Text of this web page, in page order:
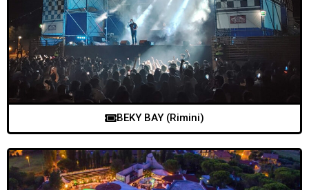
BEKY BAY (Rimini)